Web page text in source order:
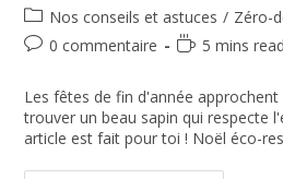
Nos conseils et astuces / Zéro-
0 commentaire
5 mins read
Les fêtes de fin d'année
trouver un beau sapin qui respecte
article est fait pour toi ! Noël éco-